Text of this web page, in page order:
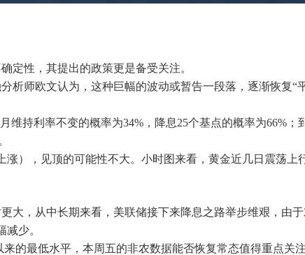
定性，其提出的政策更是备受关注。
析师欧文认为，这种巨幅的波动或暂告一段落，逐渐恢复“
持利率不变的概率为34%，降息25个基点的概率为66%；
），见顶的可能性不大。小时图来看，黄金近几日震荡上
大，从中长期来看，美联储接下来降息之路举步维艰，由
少。
的最低水平，本周五的非农数据能否恢复常态值得重点关注